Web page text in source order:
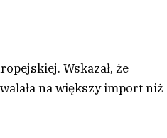
Wskazał, że
na większy import niż